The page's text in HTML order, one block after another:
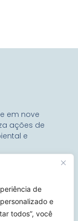
de
e
todos”, você
em nove
ações de
e